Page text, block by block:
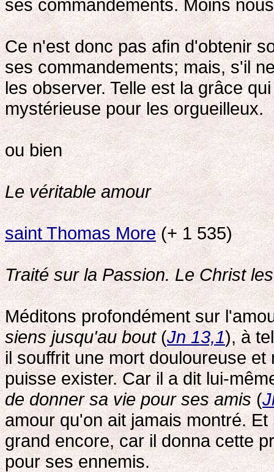
ses commandements. Moins
Ce n'est donc pas afin d'obtenir
ses commandements; mais, s'il
les observer. Telle est la grâce
mystérieuse pour les orgueilleux.
ou bien
Le véritable amour
saint Thomas More(+ 1 535)
Traité sur la Passion. Le Christ
Méditons profondément sur
siens jusqu'au bout(Jn 13,1), à
il souffrit une mort douloureuse
puisse exister. Car il a dit lui-
de donner sa vie pour ses amis(
amour qu'on ait jamais montré.
grand encore, car il donna cette
pour ses ennemis.